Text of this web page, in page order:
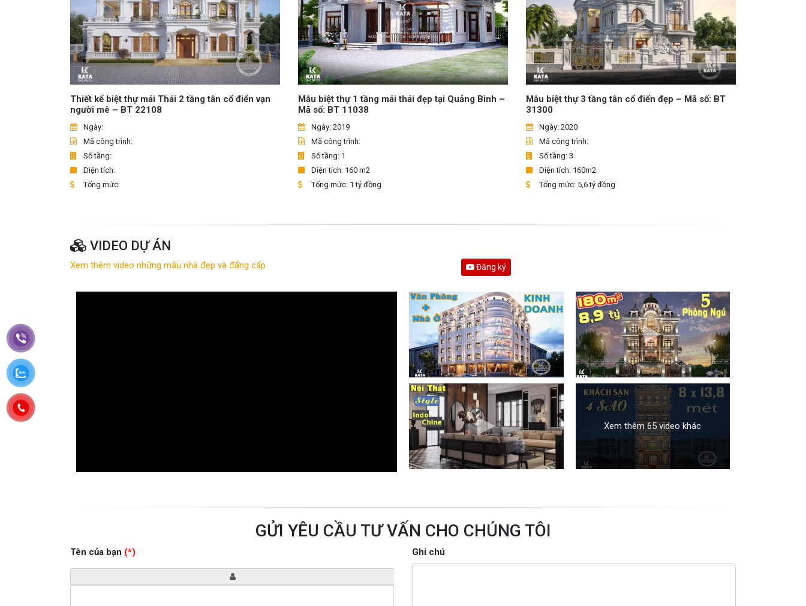
Thiết kế biệt thự mái Thái 2 tầng tân cổ điển vạn
người mê – BT 22108
Ngày:
Mã công trình:
Số tầng:
Diện tích:
Tổng mức:
Mẫu biệt thự 1 tầng mái thái đẹp tại Quảng Bình –
Mã số: BT 11038
Ngày: 2019
Mã công trình:
Số tầng: 1
Diện tích: 160 m2
Tổng mức: 1 tỷ đồng
Mẫu biệt thự 3 tầng tân cổ điển đẹp – Mã số: BT
31300
Ngày: 2020
Mã công trình:
Số tầng: 3
Diện tích: 160m2
Tổng mức: 5,6 tỷ đồng
VIDEO DỰ ÁN
Xem thêm video những mẫu nhà đẹp và đẳng cấp Đăng ký
Xem thêm 65 video khác
GỬI YÊU CẦU TƯ VẤN CHO CHÚNG TÔI
Tên của bạn (*) Ghi chú